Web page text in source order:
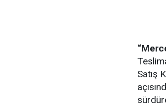
Satış